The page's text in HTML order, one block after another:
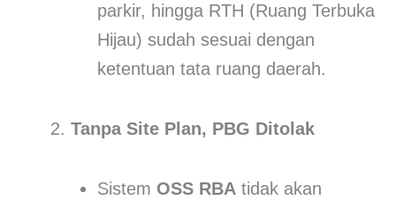
parkir, hingga RTH (Ruang Terbuka
Hijau) sudah sesuai dengan
ketentuan tata ruang daerah.
Tanpa Site Plan, PBG Ditolak
Sistem OSS RBA tidak akan